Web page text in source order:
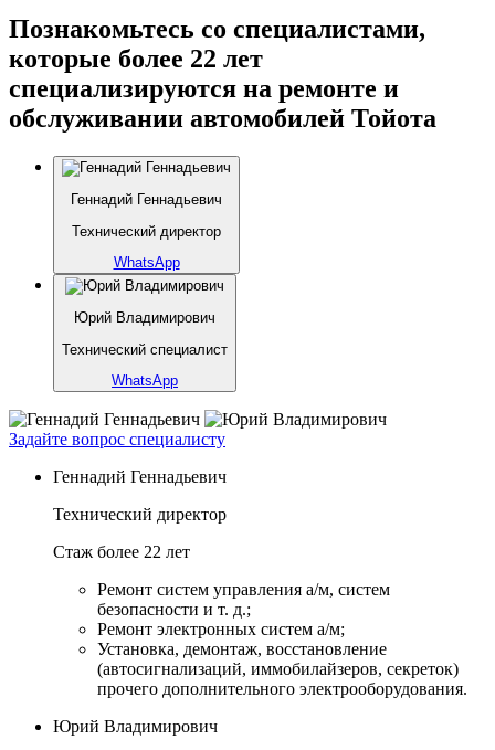
Познакомьтесь со специалистами,
которые более 22 лет
специализируются на ремонте и
обслуживании автомобилей Тойота
Геннадий Геннадьевич
Технический директор
WhatsApp
Юрий Владимирович
Технический специалист
WhatsApp
Задайте вопрос специалисту
Геннадий Геннадьевич
Технический директор
Стаж более 22 лет
Ремонт систем управления а/м, систем
безопасности и т. д.;
Ремонт электронных систем а/м;
Установка, демонтаж, восстановление
(автосигнализаций, иммобилайзеров, секреток)
прочего дополнительного электрооборудования.
Юрий Владимирович